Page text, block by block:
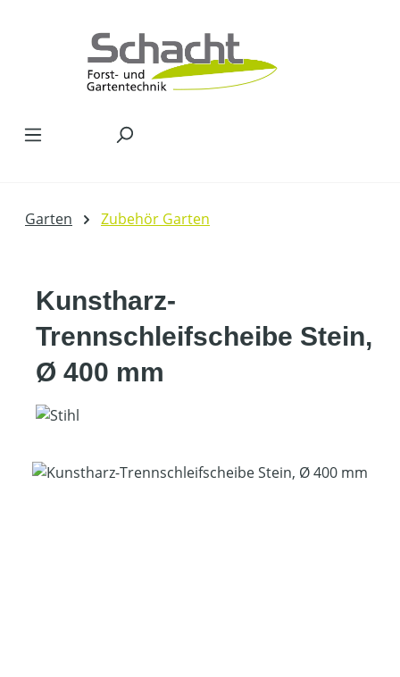
Garten Zubehör Garten
Kunstharz-
Trennschleifscheibe Stein,
Ø 400 mm
Bildergalerie überspringen